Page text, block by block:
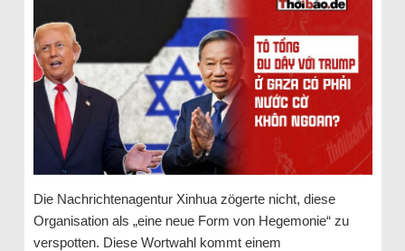
Die Nachrichtenagentur Xinhua zögerte nicht, diese
Organisation als „eine neue Form von Hegemonie“ zu
verspotten. Diese Wortwahl kommt einem